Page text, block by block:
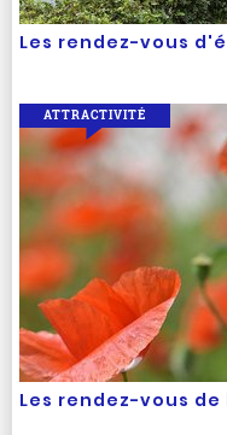
Les rendez-vous
Les rendez-vous
ATTRACTIVITÉ